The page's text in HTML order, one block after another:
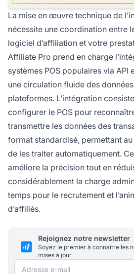
La mise en œuvre technique de
nécessite une coordination entre
logiciel d’affiliation et votre
Affiliate Pro prend en charge
systèmes POS populaires via API
une circulation fluide des
plateformes. L’intégration
configurer le POS pour
transmettre les données des
format standardisé, permettant
de les traiter automatiquement.
améliore la précision tout en
considérablement la charge
temps pour le recrutement et
d’affiliés.
Rejoignez notre newsletter
Soyez le premier à connaître les
mises à jour.
Adresse e-mail